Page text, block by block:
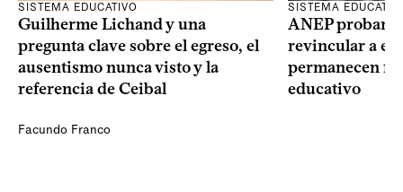
SISTEMA EDUCATIVO
Guilherme Lichand y una
pregunta clave sobre el egreso, el
ausentismo nunca visto y la
referencia de Ceibal
Facundo Franco
SISTEMA
ANEP probará
revincular a
permanecen
educativo